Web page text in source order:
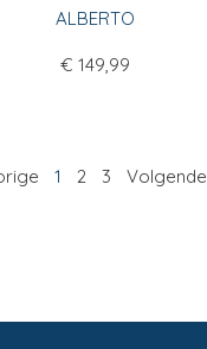
ALBERTO
€ 149,99
1 2 3 Volgende